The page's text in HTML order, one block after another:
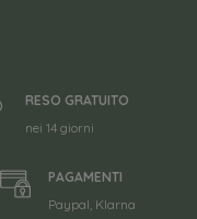
RESO GRATUITO
nei 14 giorni
PAGAMENTI
Paypal, Klarna